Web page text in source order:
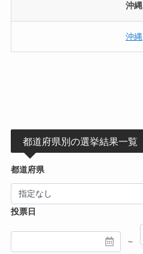
沖縄
沖縄
都道府県別の選挙結果一覧
都道府県
投票日
～